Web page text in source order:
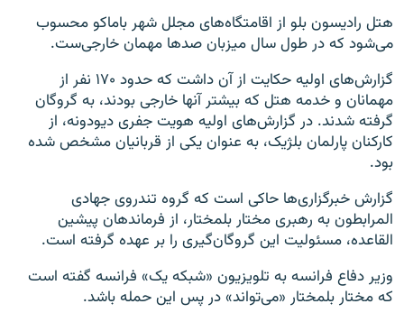
هتل رادیسون بلو از اقامتگاه‌های مجلل شهر باماکو محسوب
می‌شود که در طول سال میزبان صدها مهمان خارجی‌ست.
گزارش‌های اولیه حکایت از آن داشت که حدود ۱۷۰ نفر از
مهمانان و خدمه هتل که بیشتر آنها خارجی بودند، به گروگان
گرفته شدند. در گزارش‌های اولیه هویت جفری دیودونه، از
کارکنان پارلمان بلژیک، به عنوان یکی از قربانیان مشخص شده
بود.
گزارش خبرگزاری‌ها حاکی است که گروه تندروی جهادی
المرابطون به رهبری مختار بلمختار، از فرماندهان پیشین
القاعده، مسئولیت این گروگان‌گیری را بر عهده گرفته است.
وزیر دفاع فرانسه به تلویزیون «شبکه یک» فرانسه گفته است
که مختار بلمختار «می‌تواند» در پس این حمله باشد.